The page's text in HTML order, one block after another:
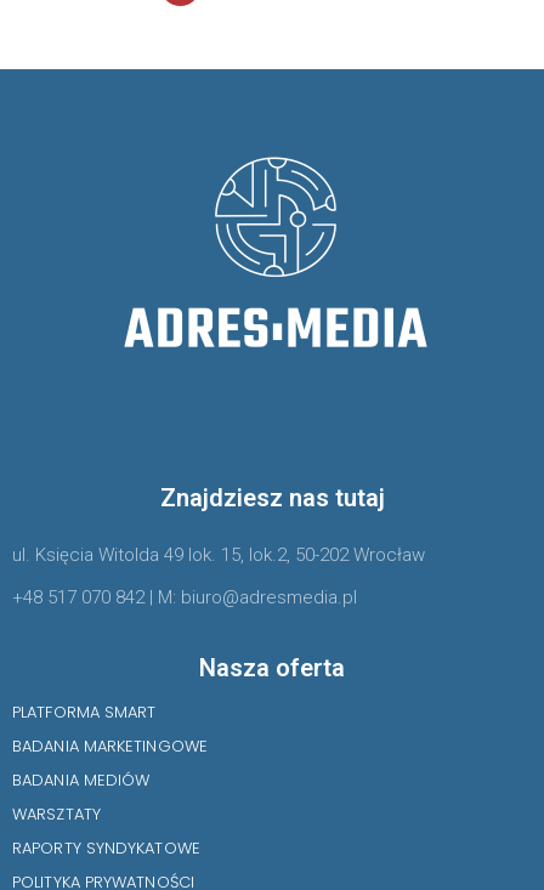
Znajdziesz nas tutaj
ul. Księcia Witolda 49 lok. 15, lok.2, 50-202 Wrocław
+48 517 070 842 | M: biuro@adresmedia.pl
Nasza oferta
PLATFORMA SMART
BADANIA MARKETINGOWE
BADANIA MEDIÓW
WARSZTATY
RAPORTY SYNDYKATOWE
POLITYKA PRYWATNOŚCI